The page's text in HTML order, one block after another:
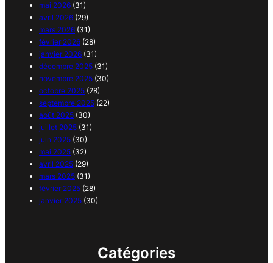
mai 2026 (31)
avril 2026 (29)
mars 2026 (31)
février 2026 (28)
janvier 2026 (31)
décembre 2025 (31)
novembre 2025 (30)
octobre 2025 (28)
septembre 2025 (22)
août 2025 (30)
juillet 2025 (31)
juin 2025 (30)
mai 2025 (32)
avril 2025 (29)
mars 2025 (31)
février 2025 (28)
janvier 2025 (30)
Catégories